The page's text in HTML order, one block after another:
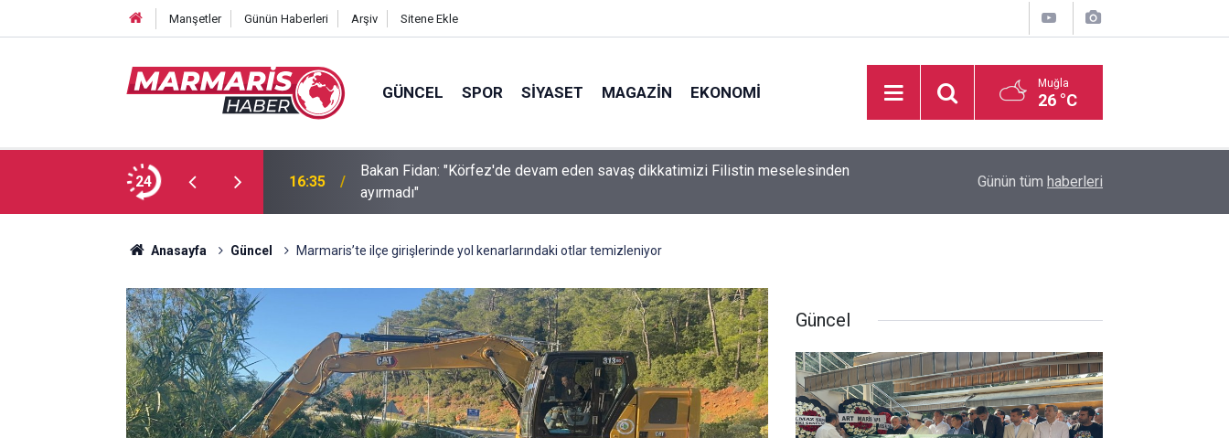
Manşetler Günün Haberleri Arşiv Sitene Ekle
GÜNCEL SPOR SIYASET MAGAZIN EKONOMI Muğla
26 °C
24
son yolculuğuna uğurlandı 16:35
Bakan Fidan: "Körfez'de devam eden savaş dikkatimizi Filistin meselesinden
ayırmadı"
Basketbol Süper Ligi’nde yeni sezonun fikstür
Günün tüm haberleri
Anasayfa Güncel Marmaris’te ilçe girişlerinde yol kenarlarındaki otlar temizleniyor
Güncel